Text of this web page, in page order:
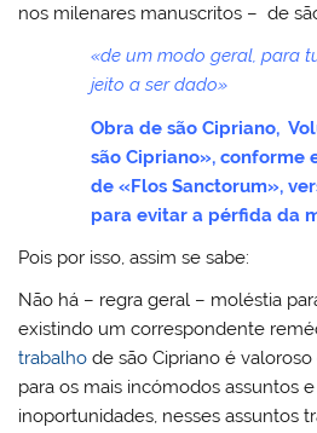
nos milenares manuscritos – de
«de um modo geral, para
jeito a ser dado»
Obra de são Cipriano,
são Cipriano», conforme
de «Flos Sanctorum»,
para evitar a pérfida da
Pois por isso, assim se sabe:
Não há – regra geral – moléstia
existindo um correspondente
trabalho de são Cipriano é
para os mais incómodos assuntos
inoportunidades, nesses assuntos